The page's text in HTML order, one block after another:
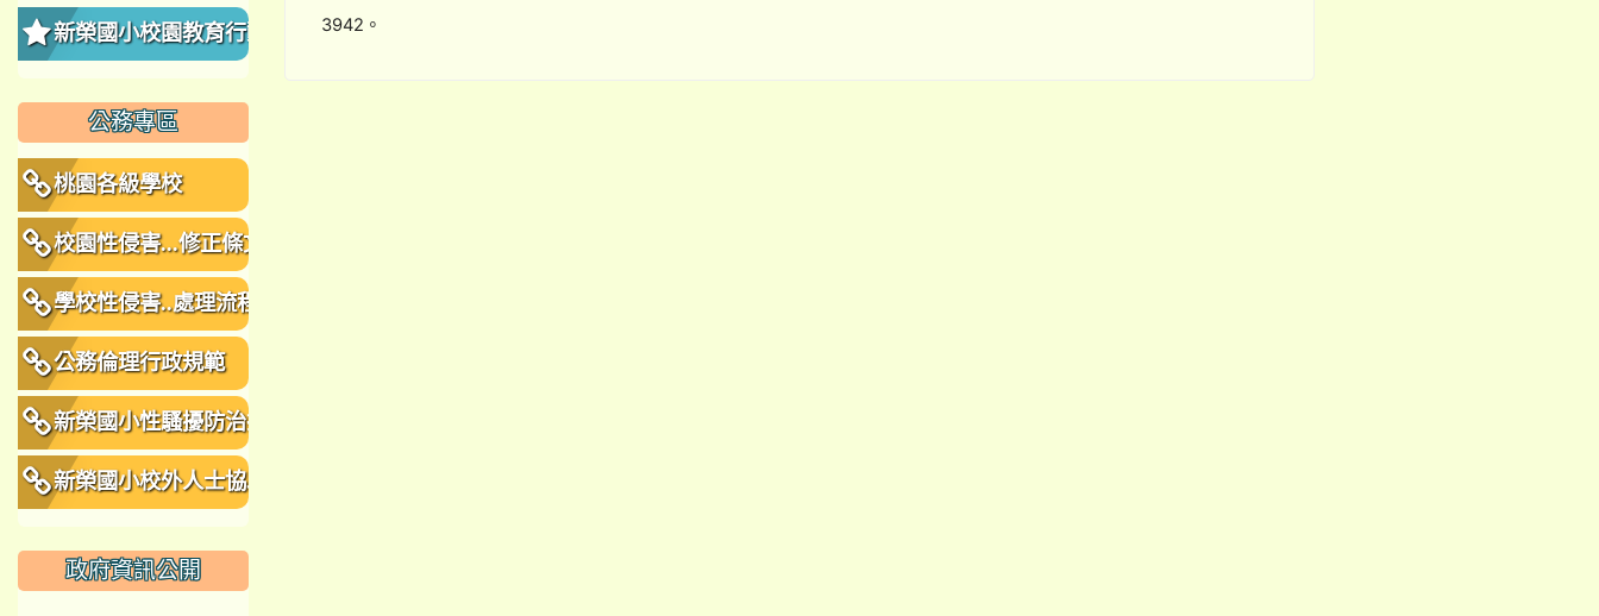
3942。
新榮國小校園教育行動
公務專區
桃園各級學校
校園性侵害...修正條文
學校性侵害..處理流程
公務倫理行政規範
新榮國小性騷擾防治措
施、申訴及懲戒規範
新榮國小校外人士協助
政府資訊公開